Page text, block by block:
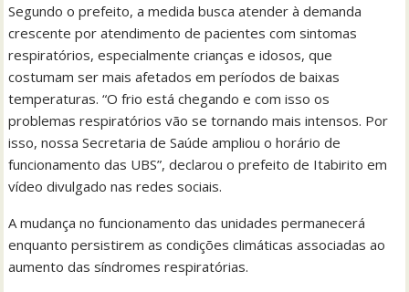
Segundo o prefeito, a medida busca atender à demanda
crescente por atendimento de pacientes com sintomas
respiratórios, especialmente crianças e idosos, que
costumam ser mais afetados em períodos de baixas
temperaturas. “O frio está chegando e com isso os
problemas respiratórios vão se tornando mais intensos. Por
isso, nossa Secretaria de Saúde ampliou o horário de
funcionamento das UBS”, declarou o prefeito de Itabirito em
vídeo divulgado nas redes sociais.
A mudança no funcionamento das unidades permanecerá
enquanto persistirem as condições climáticas associadas ao
aumento das síndromes respiratórias.